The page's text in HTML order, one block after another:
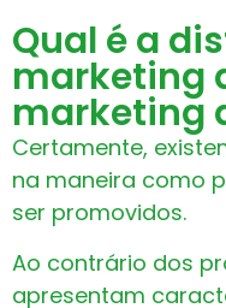
Qual é a
marketing
marketing
Certamente,
na maneira como
ser promovidos.
Ao contrário dos
apresentam